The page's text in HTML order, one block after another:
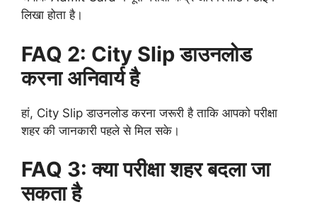
लिखा होता है।
FAQ 2: City Slip डाउनलोड
करना अनिवार्य है
हां, City Slip डाउनलोड करना जरूरी है ताकि आपको परीक्षा
शहर की जानकारी पहले से मिल सके।
FAQ 3: क्या परीक्षा शहर बदला जा
सकता है